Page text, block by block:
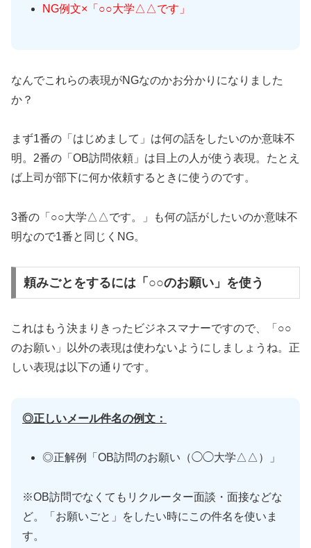
NG例文×「○○大学△△です」
なんでこれらの表現がNGなのかお分かりになりました
か？
まず1番の「はじめまして」は何の話をしたいのか意味不
明。2番の「OB訪問依頼」は目上の人が使う表現。たとえ
ば上司が部下に何か依頼するときに使うのです。
3番の「○○大学△△です。」も何の話がしたいのか意味不
明なので1番と同じくNG。
頼みごとをするには「○○のお願い」を使う
これはもう決まりきったビジネスマナーですので、「○○
のお願い」以外の表現は使わないようにしましょうね。正
しい表現は以下の通りです。
◎正しいメール件名の例文：
◎正解例「OB訪問のお願い（◯◯大学△△）」
※OB訪問でなくてもリクルーター面談・面接などな
ど。「お願いごと」をしたい時にこの件名を使いま
す。